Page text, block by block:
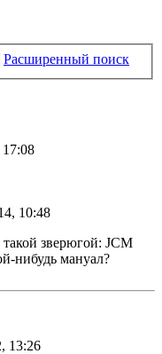
Расширенный поиск
10:48
зверюгой: JCM
нибудь мануал?
13:26